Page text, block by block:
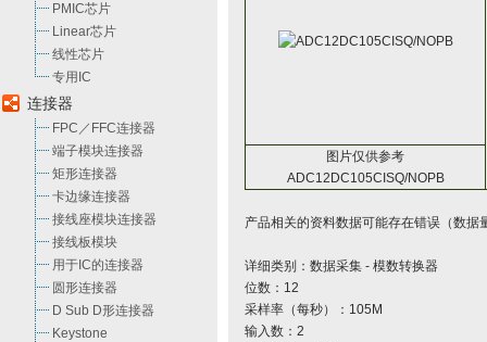
PMIC芯片
Linear芯片
线性芯片
专用IC
连接器
FPC／FFC连接器
端子模块连接器
矩形连接器
卡边缘连接器
接线座模块连接器
接线板模块
用于IC的连接器
圆形连接器
D Sub D形连接器
Keystone
图片仅供参考
ADC12DC105CISQ/NOPB
产品相关的资料数据可能存在错误（数据
详细类别：数据采集 - 模数转换器
位数：12
采样率（每秒）：105M
输入数：2